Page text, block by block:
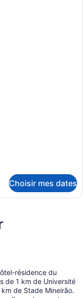
Choisir mes dates
résidence du
de 1 km de Université
de Stade Mineirão.